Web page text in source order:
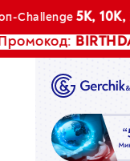
5K, 10K,